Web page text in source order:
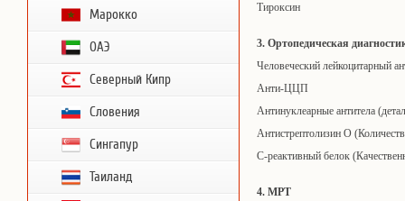
Марокко
ОАЭ
Северный Кипр
Словения
Сингапур
Таиланд
Тироксин
3. Ортопедическая
Человеческий лейкоцитарный
Анти-ЦЦП
Антинуклеарные антитела
Антистрептолизин O
C-реактивный белок
4. МРТ